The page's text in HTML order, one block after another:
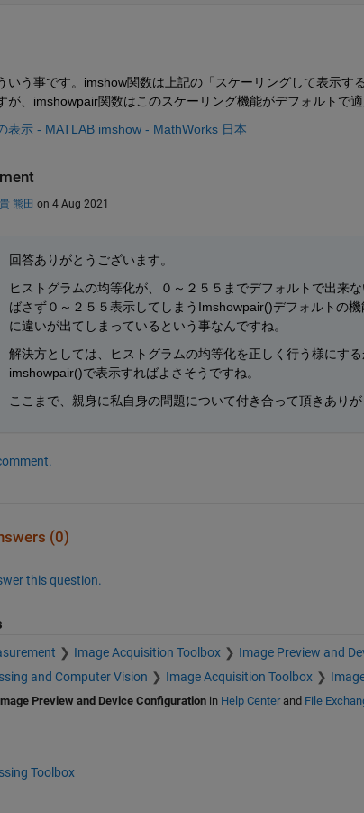
いう事です。imshow関数は上記の「スケーリングして表示
が、imshowpair関数はこのスケーリング機能がデフォルトで適
表示 - MATLAB imshow - MathWorks 日本
熊田 on 4 Aug 2021
回答ありがとうございます。
ヒストグラムの均等化が、０～２５５までデフォルトで出来
ばさず０～２５５表示してしまうImshowpair()デフォルトの
に違いが出てしまっているという事なんですね。
解決方としては、ヒストグラムの均等化を正しく行う様にす
imshowpair()で表示すればよさそうですね。
ここまで、親身に私自身の問題について付き合って頂きありが
(0)
this question.
Image Acquisition Toolbox
Image Preview and
and Computer Vision
Image Acquisition Toolbox
Preview and Device Configurationin Help Centerand File
Toolbox